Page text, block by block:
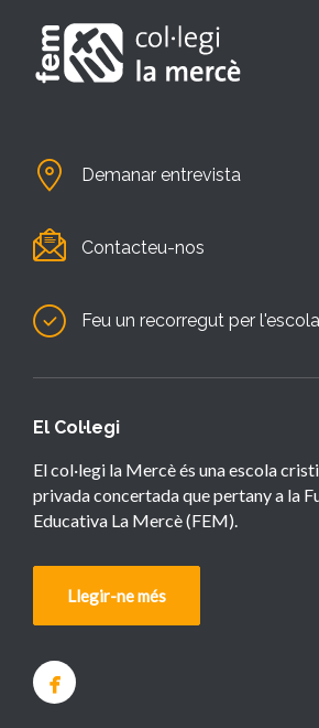
Demanar entrevista
Contacteu-nos
Feu un recorregut per l'escola
El Col·legi
El col·legi la Mercè és una escola
privada concertada que pertany a la
Educativa La Mercè (FEM).
Llegir-ne més